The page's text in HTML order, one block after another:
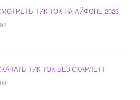
ТИК ТОК НА АЙФОНЕ 2023
ТИК ТОК БЕЗ СКАРЛЕТТ